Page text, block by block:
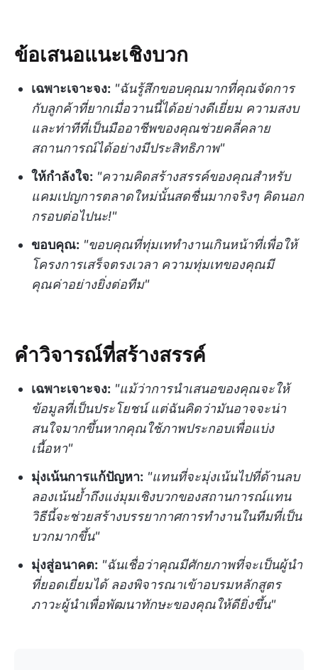
ข้อเสนอแนะเชิงบวก
เฉพาะเจาะจง: "ฉันรู้สึกขอบคุณมากที่คุณจัดการ
กับลูกค้าที่ยากเมื่อวานนี้ได้อย่างดีเยี่ยม ความสงบ
และท่าทีที่เป็นมืออาชีพของคุณช่วยคลี่คลาย
สถานการณ์ได้อย่างมีประสิทธิภาพ"
ให้กำลังใจ: "ความคิดสร้างสรรค์ของคุณสำหรับ
แคมเปญการตลาดใหม่นั้นสดชื่นมากจริงๆ คิดนอก
กรอบต่อไปนะ!"
ขอบคุณ: "ขอบคุณที่ทุ่มเททำงานเกินหน้าที่เพื่อให้
โครงการเสร็จตรงเวลา ความทุ่มเทของคุณมี
คุณค่าอย่างยิ่งต่อทีม"
คำวิจารณ์ที่สร้างสรรค์
เฉพาะเจาะจง: "แม้ว่าการนำเสนอของคุณจะให้
ข้อมูลที่เป็นประโยชน์ แต่ฉันคิดว่ามันอาจจะน่า
สนใจมากขึ้นหากคุณใช้ภาพประกอบเพื่อแบ่ง
เนื้อหา"
มุ่งเน้นการแก้ปัญหา: "แทนที่จะมุ่งเน้นไปที่ด้านลบ
ลองเน้นย้ำถึงแง่มุมเชิงบวกของสถานการณ์แทน
วิธีนี้จะช่วยสร้างบรรยากาศการทำงานในทีมที่เป็น
บวกมากขึ้น"
มุ่งสู่อนาคต: "ฉันเชื่อว่าคุณมีศักยภาพที่จะเป็นผู้นำ
ที่ยอดเยี่ยมได้ ลองพิจารณาเข้าอบรมหลักสูตร
ภาวะผู้นำเพื่อพัฒนาทักษะของคุณให้ดียิ่งขึ้น"